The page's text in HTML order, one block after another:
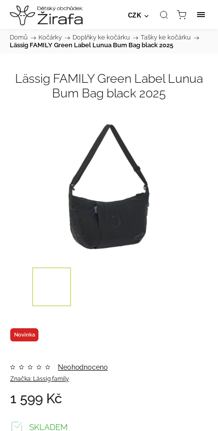
CZK
Domů / Kočárky / Doplňky ke kočárku / Tašky ke kočárku /
Lässig FAMILY Green Label Lunua Bum Bag black 2025
Lässig FAMILY Green Label Lunua
Bum Bag black 2025
Novinka
Značka: Lässig family
Neohodnoceno
1 599 Kč
SKLADEM